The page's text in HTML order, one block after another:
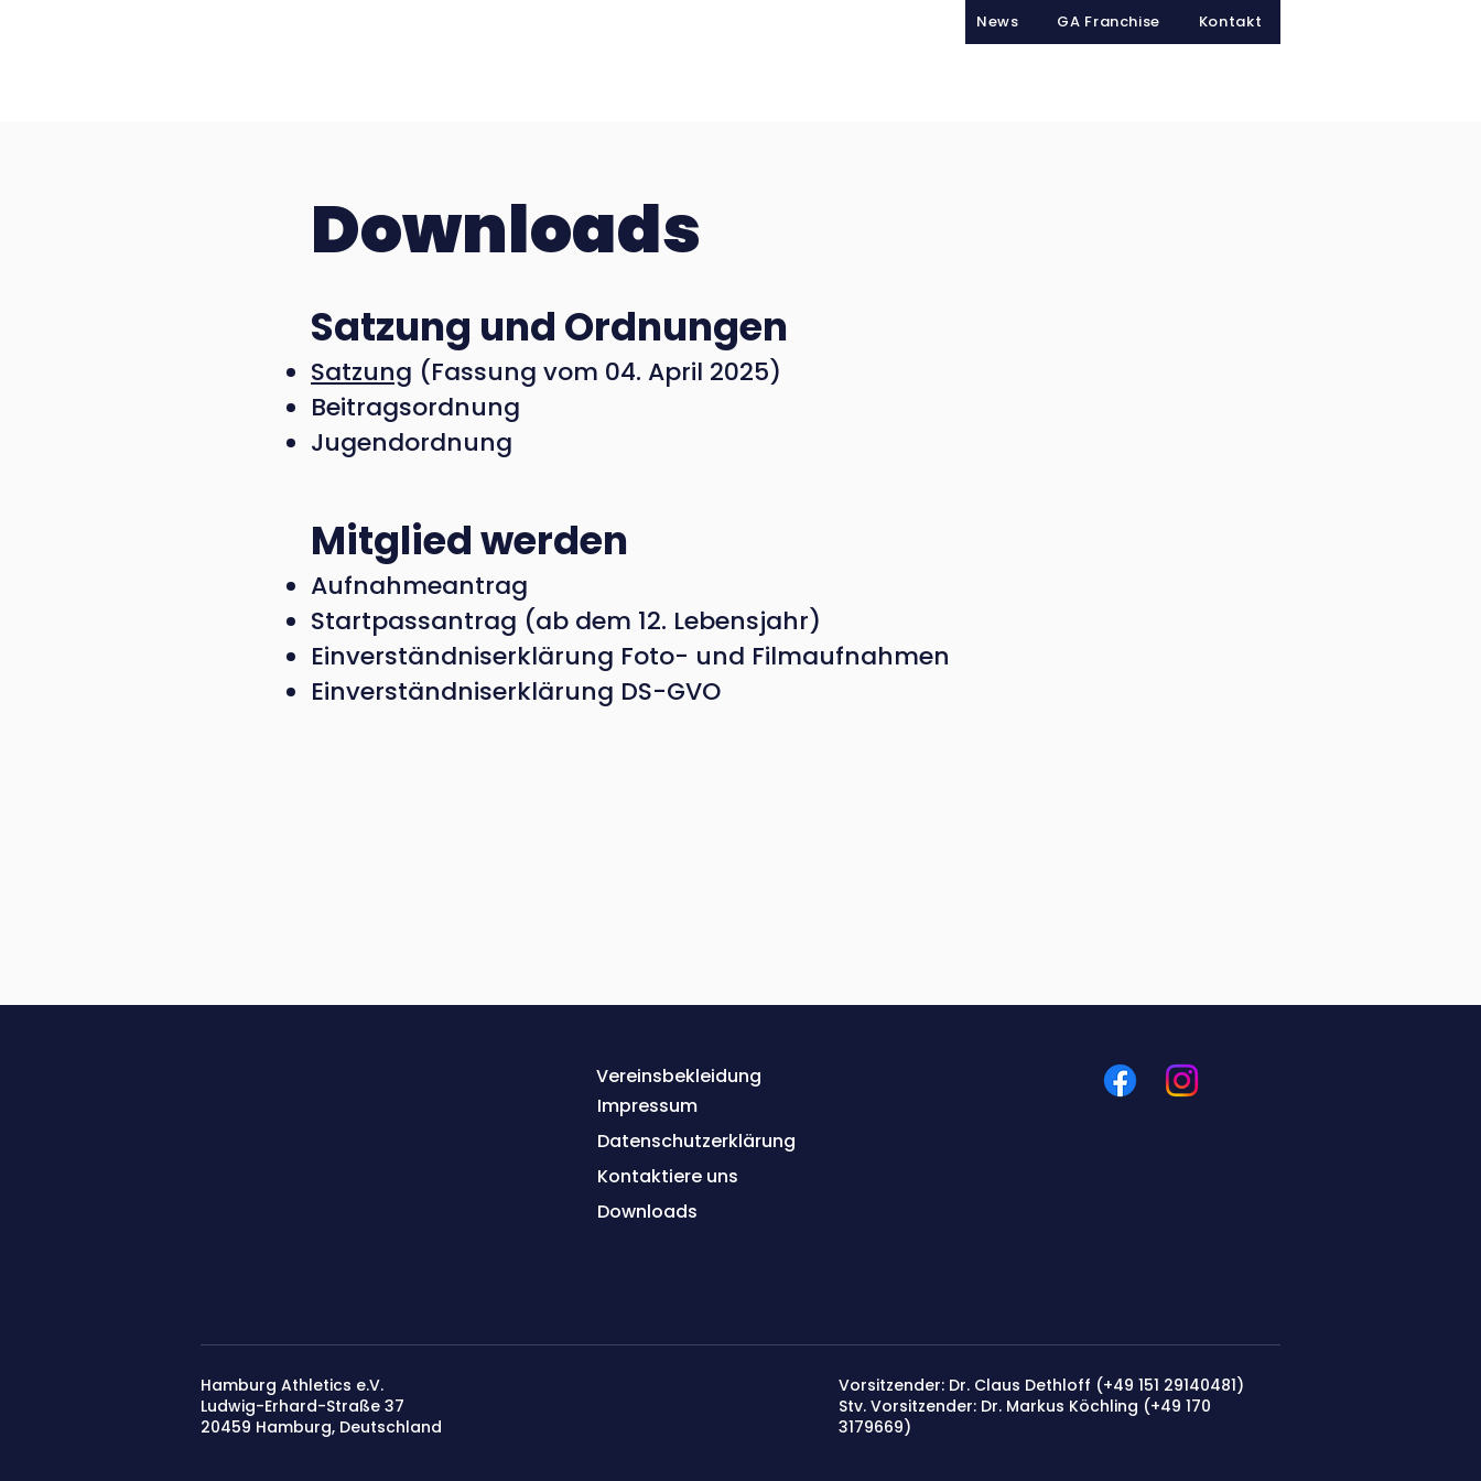
News GA Franchise Kontakt
Downloads
​Satzung und Ordnungen
Satzung (Fassung vom 04. April 2025)
Beitragsordnung
Jugendordnung
Mitglied werden
Aufnahmeantrag
Startpassantrag (ab dem 12. Lebensjahr)
Einverständniserklärung Foto- und Filmaufnahmen
Einverständniserklärung DS-GVO
Impressum
Datenschutzerklärung
Kontaktiere uns
Downloads
Hamburg Athletics e.V.
Ludwig-Erhard-Straße 37
20459 Hamburg, Deutschland
Vorsitzender: Dr. Claus Dethloff (+49 151 29140481)
Stv. Vorsitzender: Dr. Markus Köchling (+49 170
3179669)
Vereinsbekleidung